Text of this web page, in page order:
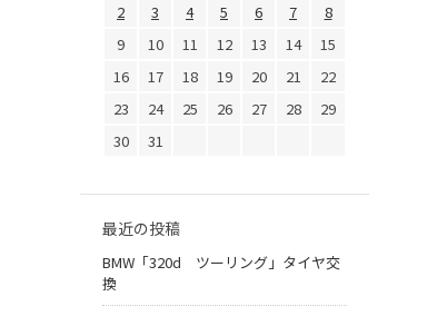
2
3 4 5 6 7
8
9
10 11 12 13 14
15
16
17 18 19 20 21
22
23
24 25 26 27 28
29
30
31
最近の投稿
BMW「320d ツーリング」タイヤ交
換